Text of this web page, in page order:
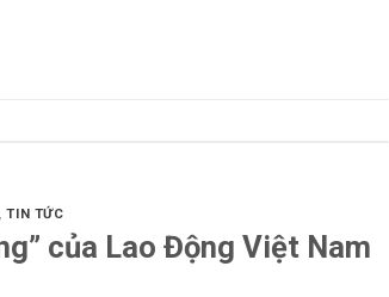
,TIN TỨC
của Lao Động Việt Nam